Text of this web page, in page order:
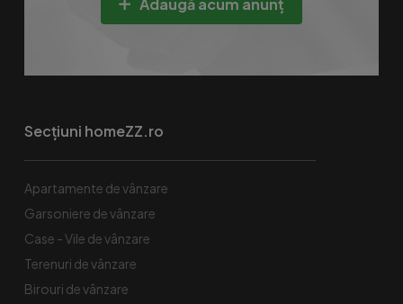
Adaugă acum anunț
Secțiuni homeZZ.ro
Apartamente de vânzare
Garsoniere de vânzare
Case - Vile de vânzare
Terenuri de vânzare
Birouri de vânzare